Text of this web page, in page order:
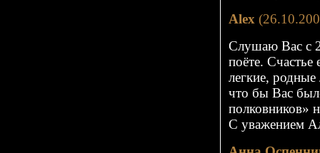
Alex
Слушаю Вас с
поёте. Счастье
легкие,
что бы Вас
полковников»
С уважением